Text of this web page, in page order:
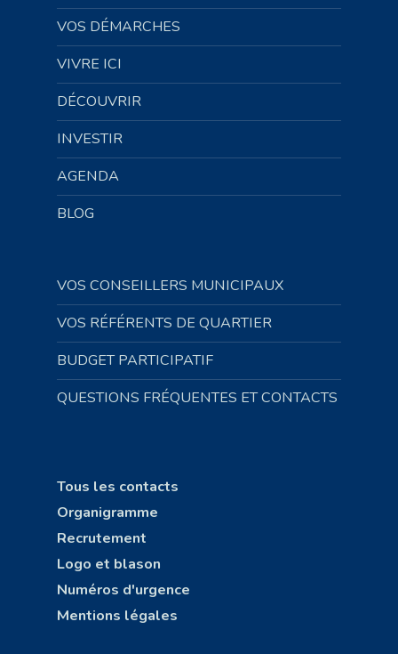
VOS DÉMARCHES
VIVRE ICI
DÉCOUVRIR
INVESTIR
AGENDA
BLOG
VOS CONSEILLERS MUNICIPAUX
VOS RÉFÉRENTS DE QUARTIER
BUDGET PARTICIPATIF
QUESTIONS FRÉQUENTES ET CONTACTS
Tous les contacts
Organigramme
Recrutement
Logo et blason
Numéros d'urgence
Mentions légales